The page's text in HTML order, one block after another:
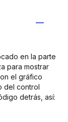
en la parte
para mostrar
el gráfico
del control
detrás, así: